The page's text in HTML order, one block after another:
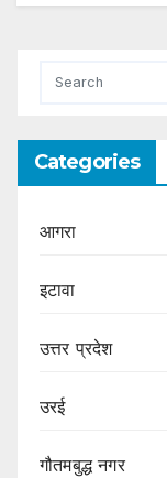
Categories
आगरा
इटावा
उत्तर प्रदेश
उरई
गौतमबुद्ध नगर